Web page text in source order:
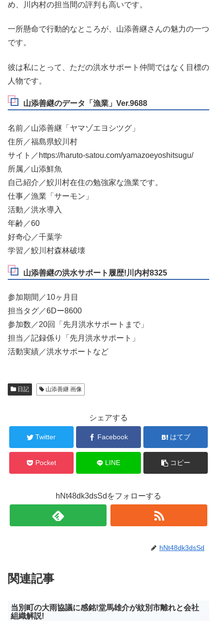
め、川内村の担当間の評判も高いです。
一所懸命で行動的なところが、山添善継さんの魅力の一つ
です。
彼は私にとって、ただの洪水サポート仲間ではなく目標の
人物です。
山添善継のデータ「漁業」Ver.9688
名前／山添善継「ヤマゾエヨシツグ」
住所／福島県鮫川村
サイト／https://haruto-satou.com/yamazoeyoshitsugu/
所属／山添鮮魚
自己紹介／鮫川村在住の勉強家な漁業です。
仕事／漁業「サーモン」
活動／洪水導入
年齢／60
好奇心／千葉学
学習／鮫川村森林破壊
山添善継の洪水サポート履歴!川内村8325
参加期間／10ヶ月目
担当タグ／6Dー8600
参加数／20回「先月洪水サポートまで」
担当／記録係り「先月洪水サポート」
活動実績／洪水サポートなど
日記 山添善継 画像
シェアする
Twitter Facebook はてブ
Pocket LINE コピー
hNt48dk3dsSdをフォローする
hNt48dk3dsSd
関連記事
当別町の大雨協議に感銘!堂馬雄介が紋別市離れと会社
組織解説!